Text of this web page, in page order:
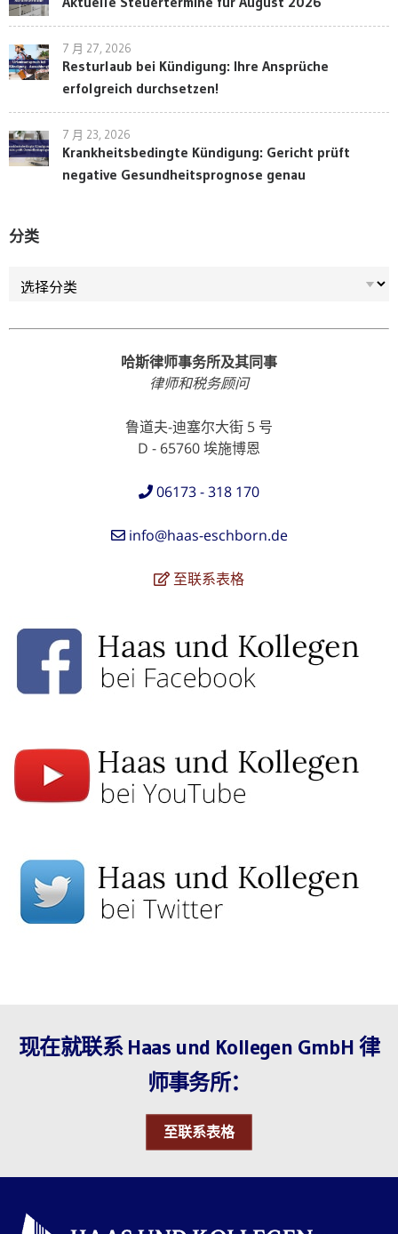
7 月 27, 2026
Resturlaub bei Kündigung: Ihre Ansprüche
erfolgreich durchsetzen!
7 月 23, 2026
Krankheitsbedingte Kündigung: Gericht prüft
negative Gesundheitsprognose genau
分类
哈斯律师事务所及其同事
律师和税务顾问
鲁道夫-迪塞尔大街 5 号
D - 65760 埃施博恩
06173 - 318 170
info@haas-eschborn.de
至联系表格
现在就联系 Haas und Kollegen GmbH 律
师事务所：
至联系表格